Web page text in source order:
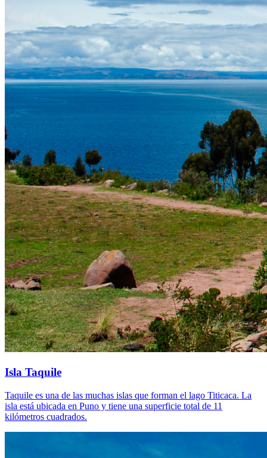
Isla Taquile
Taquile es una de las muchas islas que forman el lago Titicaca. La
isla está ubicada en Puno y tiene una superficie total de 11
kilómetros cuadrados.